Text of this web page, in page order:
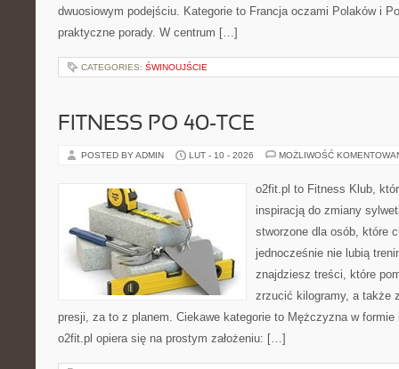
dwuosiowym podejściu. Kategorie to Francja oczami Polaków i
praktyczne porady. W centrum […]
CATEGORIES: ŚWINOUJŚCIE
FITNESS PO 40-TCE
POSTED BY ADMIN LUT - 10 - 2026 MOŻLIWOŚĆ
o2fit.pl to Fitness Klub,
inspiracją do zmiany
stworzone dla osób, które
jednocześnie nie lubią
znajdziesz treści, które
zrzucić kilogramy, a także
presji, za to z planem. Ciekawe kategorie to Mężczyzna w
o2fit.pl opiera się na prostym założeniu: […]